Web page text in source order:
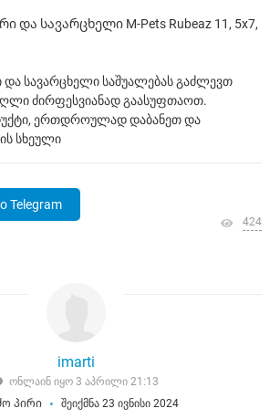
და სავარცხელი M-Pets Rubeaz 11, 5x7,
და სავარცხელი საშუალებას გაძლევთ
ძირფესვიანად გაასუფთაოთ.
ერთდროულად დაბანეთ და
სხეული
Telegram
424
imarti
ონლაინ იყო 3 აპრილი 21:13
პირი
შეიქმნა 23 ივნისი 2024